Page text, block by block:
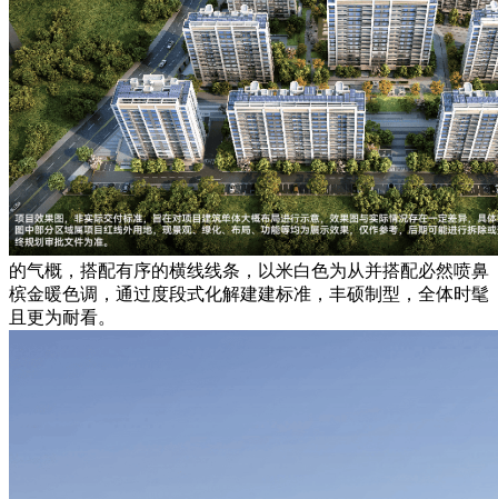
的气概，搭配有序的横线线条，以米白色为从并搭配必然喷鼻
槟金暖色调，通过度段式化解建建标准，丰硕制型，全体时髦
且更为耐看。